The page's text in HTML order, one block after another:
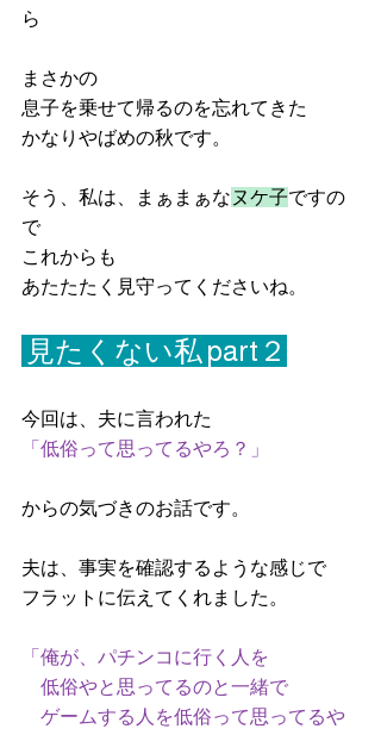
ら
まさかの
息子を乗せて帰るのを忘れてきた
かなりやばめの秋です。
そう、私は、まぁまぁな ヌケ子ですの
で
これからも
あたたたく見守ってくださいね。
見たくない私 part２
今回は、夫に言われた
「低俗って思ってるやろ？」
からの気づきのお話です。
夫は、事実を確認するような感じで
フラットに伝えてくれました。
「俺が、パチンコに行く人を
低俗やと思ってるのと一緒で
ゲームする人を低俗って思ってるや